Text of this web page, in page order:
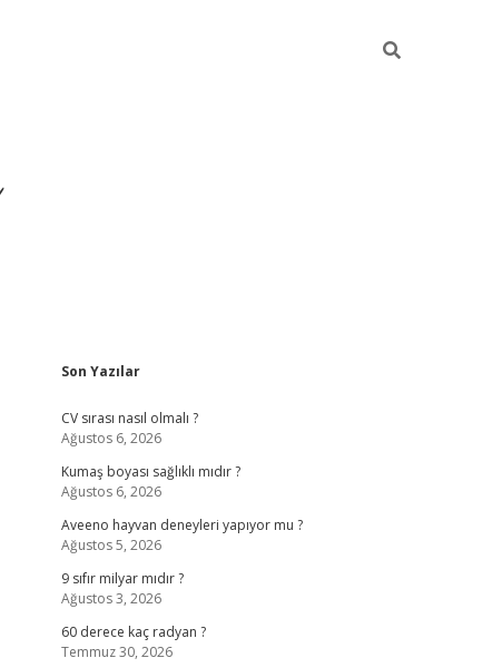
Sidebar
Son Yazılar
CV sırası nasıl olmalı ?
Ağustos 6, 2026
Kumaş boyası sağlıklı mıdır ?
Ağustos 6, 2026
Aveeno hayvan deneyleri yapıyor mu ?
Ağustos 5, 2026
9 sıfır milyar mıdır ?
Ağustos 3, 2026
60 derece kaç radyan ?
Temmuz 30, 2026